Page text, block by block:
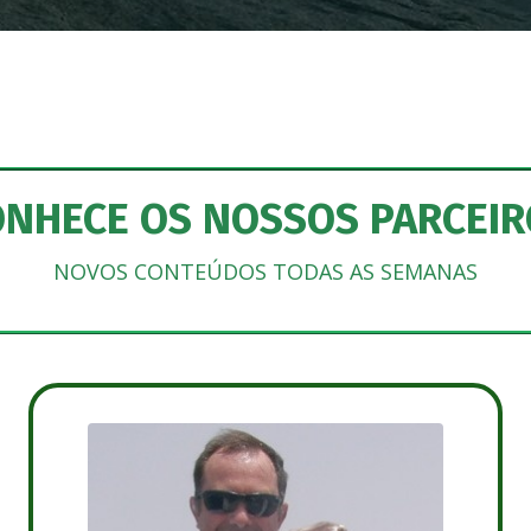
OS NOSSOS
NOVOS CONTEÚDOS TODAS AS SEMANAS